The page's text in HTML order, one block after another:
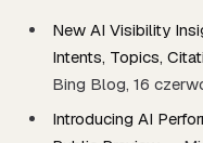
New AI Visibility
Intents, Topics,
Bing Blog, 16
Introducing AI